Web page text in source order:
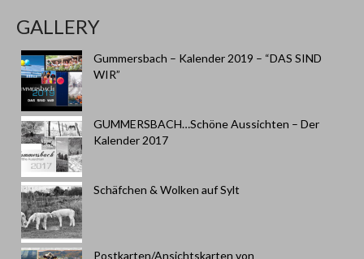
GALLERY
Gummersbach – Kalender 2019 – “DAS SIND
WIR”
GUMMERSBACH…Schöne Aussichten – Der
Kalender 2017
Schäfchen & Wolken auf Sylt
Postkarten/Ansichtskarten von